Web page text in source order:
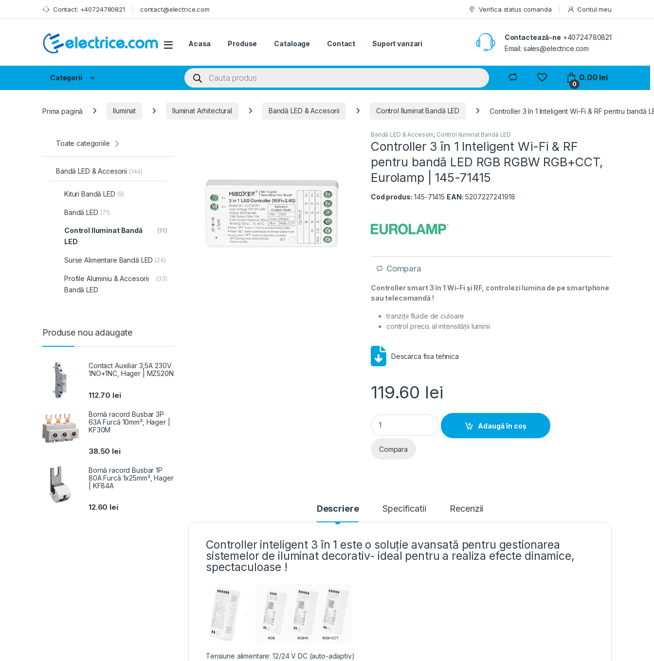
Skip to navigation
Skip to content Contact: +40724780821 contact@electrice.com Verifica status comanda Contul meu
Acasa Produse Cataloage Contact Suport vanzari
Contactează-ne +40724780821
Email: sales@electrice.com
Categorii
Products search
0
0.00 lei
Prima pagină Iluminat Iluminat Arhitectural Bandă LED & Accesorii Control Iluminat Bandă LED Controller 3 în 1 Inteligent Wi-Fi & RF pentru bandă
Bandă LED & Accesorii, Control Iluminat Bandă LED
Controller 3 în 1 Inteligent Wi-Fi & RF
pentru bandă LED RGB RGBW RGB+CCT,
Eurolamp | 145-71415
Cod produs: 145-71415 EAN: 5207227241918
Compara
Controller smart 3 în 1 Wi-Fi și RF, controlezi lumina de pe smartphone
sau telecomandă !
tranziții fluide de culoare
control precis al intensității luminii
Descarca fisa tehnica
119.60 lei
Controller 3 în 1 Inteligent Wi-Fi & RF pentru bandă LED RGB RGBW RGB+CCT,
Adaugă în coș
Compara
Descriere Specificatii Recenzii
Controller inteligent 3 în 1 este o soluție avansată pentru gestionarea
sistemelor de iluminat decorativ- ideal pentru a realiza efecte dinamice,
spectaculoase !
Tensiune alimentare: 12/24 V DC (auto-adaptiv)
Toate categoriile
Bandă LED & Accesorii (144)
Kituri Bandă LED (5)
Bandă LED (71)
Control Iluminat Bandă
LED
(11)
Surse Alimentare Bandă LED (24)
Profile Aluminiu & Accesorii
Bandă LED
(33)
Produse nou adaugate
Contact Auxiliar 3,5A 230V
1NO+1NC, Hager | MZ520N
112.70 lei
Bornă racord Busbar 3P
63A Furcă 10mm², Hager |
KF30M
38.50 lei
Bornă racord Busbar 1P
80A Furcă 1x25mm², Hager
| KF84A
12.60 lei